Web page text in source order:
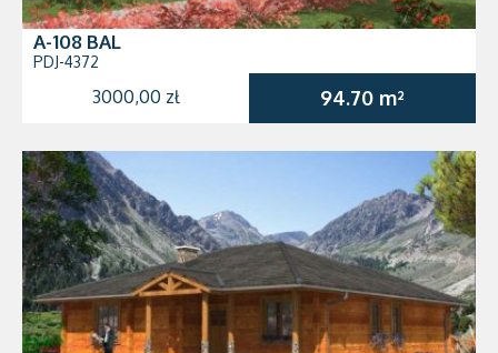
A-108 BAL
PDJ-4372
3000,00 zł 94.70 m²